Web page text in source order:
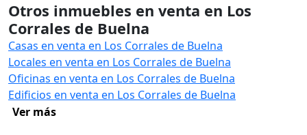
Otros inmuebles en venta en Los
Corrales de Buelna
Casas en venta en Los Corrales de Buelna
Locales en venta en Los Corrales de Buelna
Oficinas en venta en Los Corrales de Buelna
Edificios en venta en Los Corrales de Buelna
Ver más